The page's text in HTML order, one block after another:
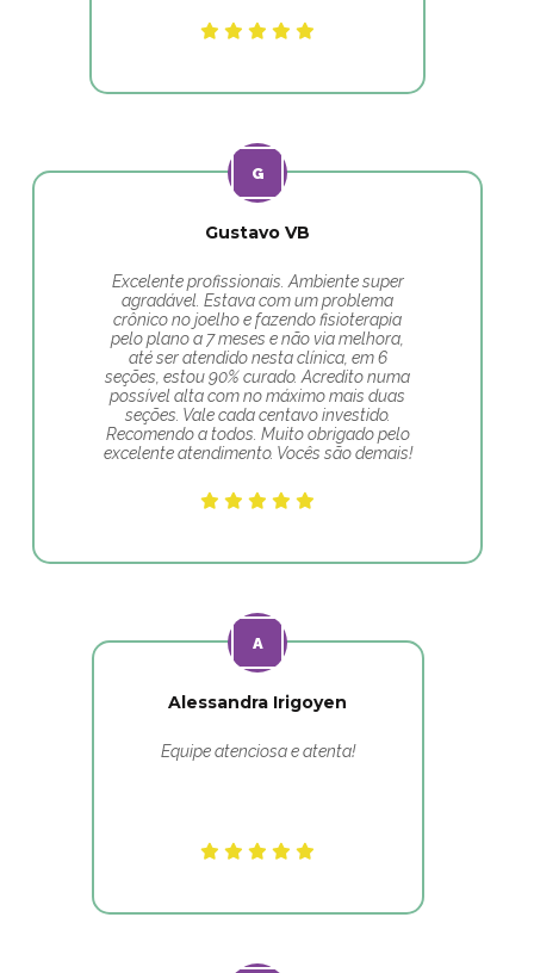
Gustavo VB
Excelente profissionais. Ambiente super
agradável. Estava com um problema
crônico no joelho e fazendo fisioterapia
pelo plano a 7 meses e não via melhora,
até ser atendido nesta clínica, em 6
seções, estou 90% curado. Acredito numa
possível alta com no máximo mais duas
seções. Vale cada centavo investido.
Recomendo a todos. Muito obrigado pelo
excelente atendimento. Vocês são demais!
Alessandra Irigoyen
Equipe atenciosa e atenta!